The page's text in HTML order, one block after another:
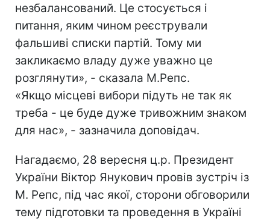
незбалансований. Це стосується і
питання, яким чином реєстрували
фальшиві списки партій. Тому ми
закликаємо владу дуже уважно це
розглянути», - сказала М.Репс.
«Якщо місцеві вибори підуть не так як
треба - це буде дуже тривожним знаком
для нас», - зазначила доповідач.
Нагадаємо, 28 вересня ц.р. Президент
України Віктор Янукович провів зустріч із
М. Репс, під час якої, сторони обговорили
тему підготовки та проведення в Україні